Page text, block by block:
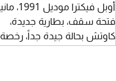
أوبل فيكترا
فتحة سقف، بطارية جديدة،
كاوتش بحالة جيدة جداً، رخصة
ثلاث سنوات، مرور المنوفية،